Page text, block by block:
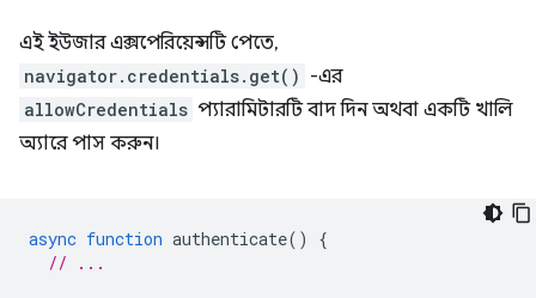
এই ইউজার এক্সপেরিয়েন্সটি পেতে,
navigator.credentials.get() -এর
allowCredentials প্যারামিটারটি বাদ দিন অথবা একটি খালি
অ্যারে পাস করুন।
async function authenticate()
{
// ...